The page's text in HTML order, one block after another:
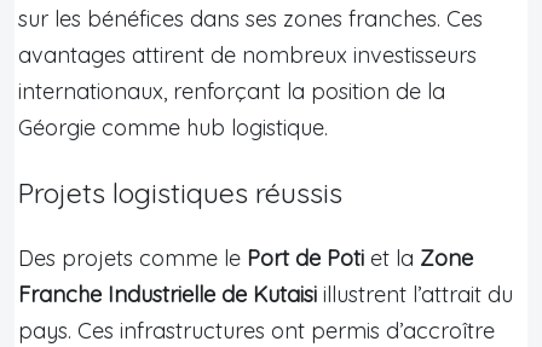
sur les bénéfices dans ses zones franches. Ces
avantages attirent de nombreux investisseurs
internationaux, renforçant la position de la
Géorgie comme hub logistique.
Projets logistiques réussis
Des projets comme le Port de Poti et la Zone
Franche Industrielle de Kutaisi illustrent l’attrait du
pays. Ces infrastructures ont permis d’accroître